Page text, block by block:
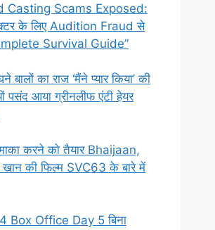
Casting Scams Exposed:
के लिए Audition Fraud से
Survival Guide”
बालों का राज ‘मैंने प्यार किया’ की
पसंद आया ग्रीनलीफ एंटी हेयर
करने को तैयार Bhaijaan,
की फिल्म SVC63 के बारे में
Box Office Day 5 बिना